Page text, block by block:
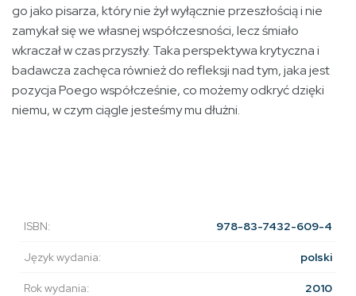
go jako pisarza, który nie żył wyłącznie przeszłością i nie
zamykał się we własnej współczesności, lecz śmiało
wkraczał w czas przyszły. Taka perspektywa krytyczna i
badawcza zachęca również do refleksji nad tym, jaka jest
pozycja Poego współcześnie, co możemy odkryć dzięki
niemu, w czym ciągle jesteśmy mu dłużni.
ISBN: 978-83-7432-609-4
Język wydania: polski
Rok wydania: 2010